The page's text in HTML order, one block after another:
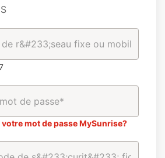
mot de passe MySunrise?